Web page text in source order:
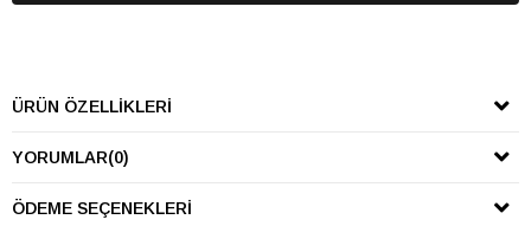
ÜRÜN ÖZELLIKLERI
YORUMLAR(0)
ÖDEME SEÇENEKLERI